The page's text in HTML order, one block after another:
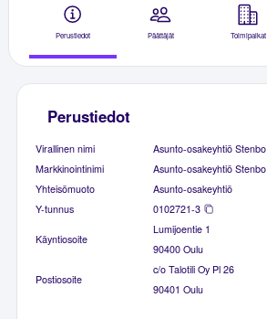
Perustiedot Päättäjät Toimipaikat
Perustiedot
Virallinen nimi
Asunto-osakeyhtiö Stenbo
Markkinointinimi
Asunto-osakeyhtiö Stenbo
Yhteisömuoto
Asunto-osakeyhtiö
Y-tunnus
0102721-3
Käyntiosoite
Lumijoentie 1
90400 Oulu
Postiosoite
c/o Talotili Oy Pl 26
90401 Oulu